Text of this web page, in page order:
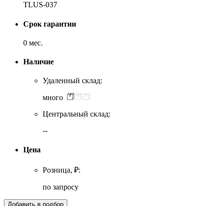
TLUS-037
Срок гарантии
0 мес.
Наличие
Удаленный склад:
много
Центральный склад:
--
Цена
Розница, ₽:
по запросу